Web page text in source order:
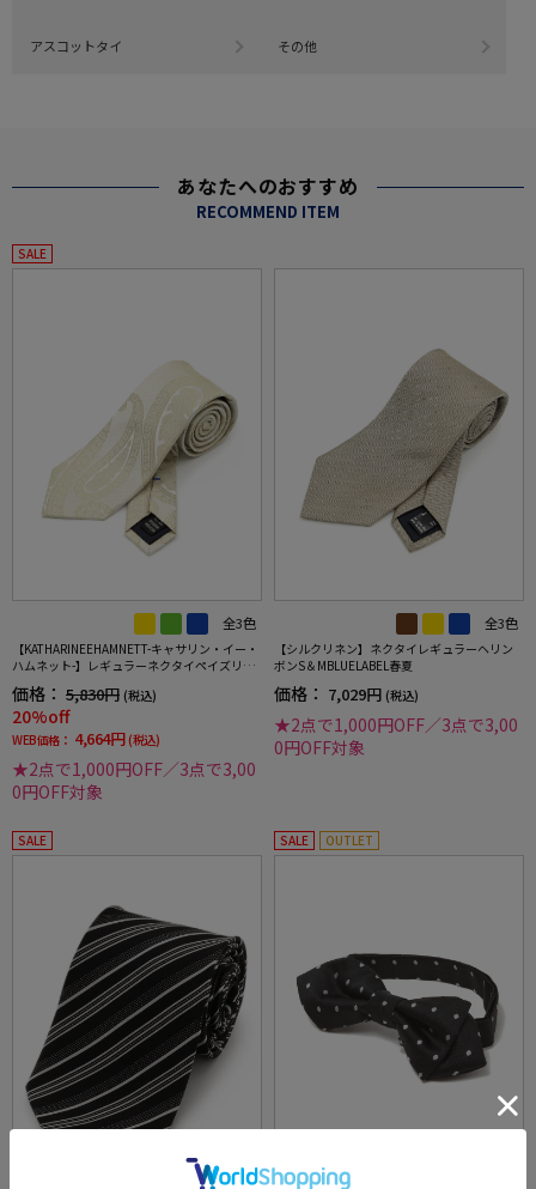
アスコットタイ その他
あなたへのおすすめ
RECOMMEND ITEM
SALE
全3色
【KATHARINEEHAMNETT-キャサリン・イー・
ハムネット-】レギュラーネクタイペイズリー
柄シルク100%7.5cm巾
価格： 5,830円 (税込)
20%off
WEB価格： 4,664円 (税込)
★2点で1,000円OFF／3点で3,00
0円OFF対象
全3色
【シルクリネン】ネクタイレギュラーヘリン
ボンS＆MBLUELABEL春夏
価格： 7,029円 (税込)
★2点で1,000円OFF／3点で3,00
0円OFF対象
SALE SALE OUTLET